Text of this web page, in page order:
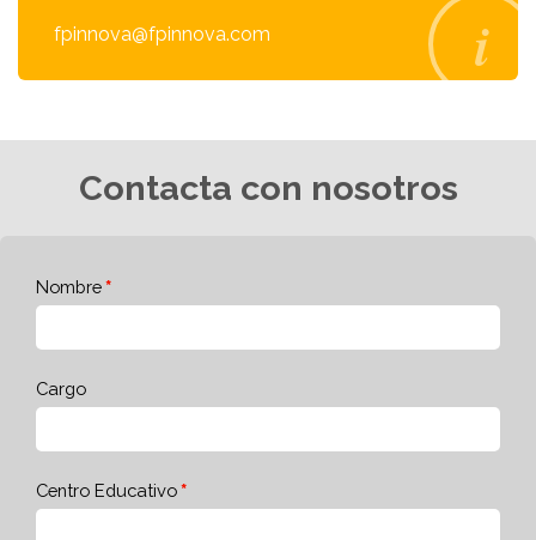
fpinnova@fpinnova.com
Contacta con nosotros
Nombre
Cargo
Centro Educativo